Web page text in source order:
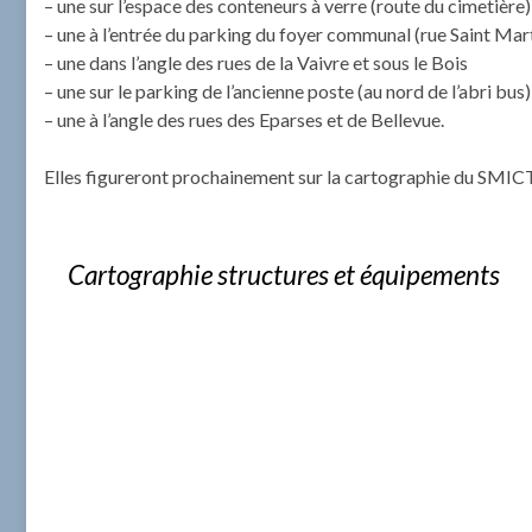
– une sur l’espace des conteneurs à verre (route du cimetière)
– une à l’entrée du parking du foyer communal (rue Saint
– une dans l’angle des rues de la Vaivre et sous le Bois
– une sur le parking de l’ancienne poste (au nord de l’abri bus)
– une à l’angle des rues des Eparses et de Bellevue.
Elles figureront prochainement sur la cartographie du
Cartographie structures et équipements